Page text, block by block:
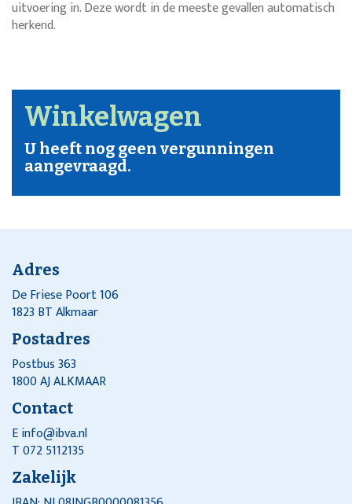
uitvoering in. Deze wordt in de meeste gevallen automatisch
herkend.
Winkelwagen
U heeft nog geen vergunningen
aangevraagd.
Adres
De Friese Poort 106
1823 BT Alkmaar
Postadres
Postbus 363
1800 AJ ALKMAAR
Contact
Einfo@ibva.nl
T 072 5112135
Zakelijk